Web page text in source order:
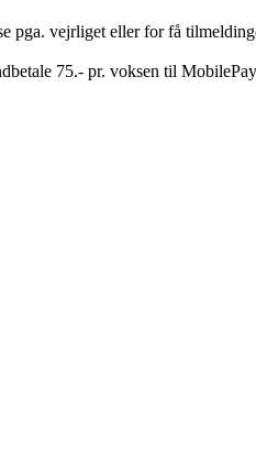
pga. vejrliget eller for få
75.- pr. voksen til